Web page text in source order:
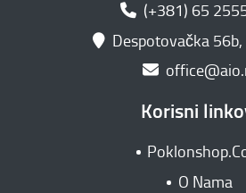
(+381) 65
Despotovačka 56b,
Korisni
O Nama